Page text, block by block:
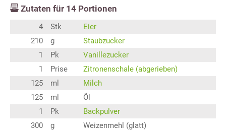
Zutaten für 14 Portionen
4 Stk
Eier
210
g
Staubzucker
1
Pk
Vanillezucker
1
Prise
Zitronenschale (abgerieben)
125
ml
Milch
125
ml
Öl
1
Pk
Backpulver
300
g
Weizenmehl (glatt)